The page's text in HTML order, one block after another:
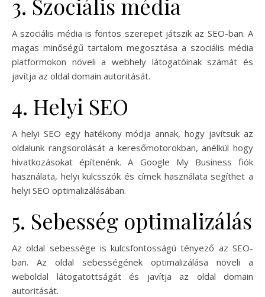
A szociális média is fontos szerepet játszik az SEO-ban. A
magas minőségű tartalom megosztása a szociális média
platformokon növeli a webhely látogatóinak számát és
javítja az oldal domain autoritását.
4. Helyi SEO
A helyi SEO egy hatékony módja annak, hogy javítsuk az
oldalunk rangsorolását a keresőmotorokban, anélkül hogy
hivatkozásokat építenénk. A Google My Business fiók
használata, helyi kulcsszók és címek használata segíthet a
helyi SEO optimalizálásában.
5. Sebesség optimalizálás
Az oldal sebessége is kulcsfontosságú tényező az SEO-
ban. Az oldal sebességének optimalizálása növeli a
weboldal látogatottságát és javítja az oldal domain
autoritását.